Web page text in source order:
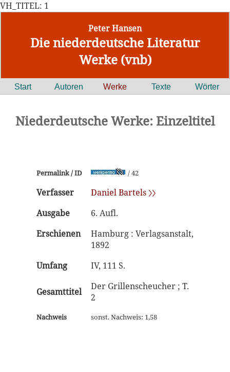
VH_TITEL: 1
Peter Hansen
Die niederdeutsche Literatur
Werke (vnb)
Start Autoren Werke Texte Wörter
Niederdeutsche Werke: Einzeltitel
Permalink / ID / 42
Verfasser
Daniel Bartels 〉〉
Ausgabe
6. Aufl.
Erschienen
Hamburg : Verlagsanstalt,
1892
Umfang
IV, 111 S.
Gesamttitel
Der Grillenscheucher ; T.
2
Nachweis sonst. Nachweis: 1,58